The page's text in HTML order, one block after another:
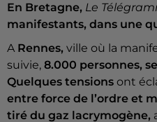
En Bretagne, Le
manifestants, dans une
A Rennes, ville où la
suivie, 8.000 personnes,
Quelques tensions ont
entre force de l’ordre et
tiré du gaz lacrymogène,